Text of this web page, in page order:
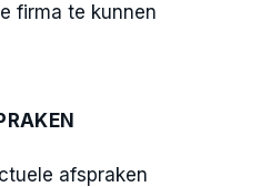
firma te kunnen
afspraken